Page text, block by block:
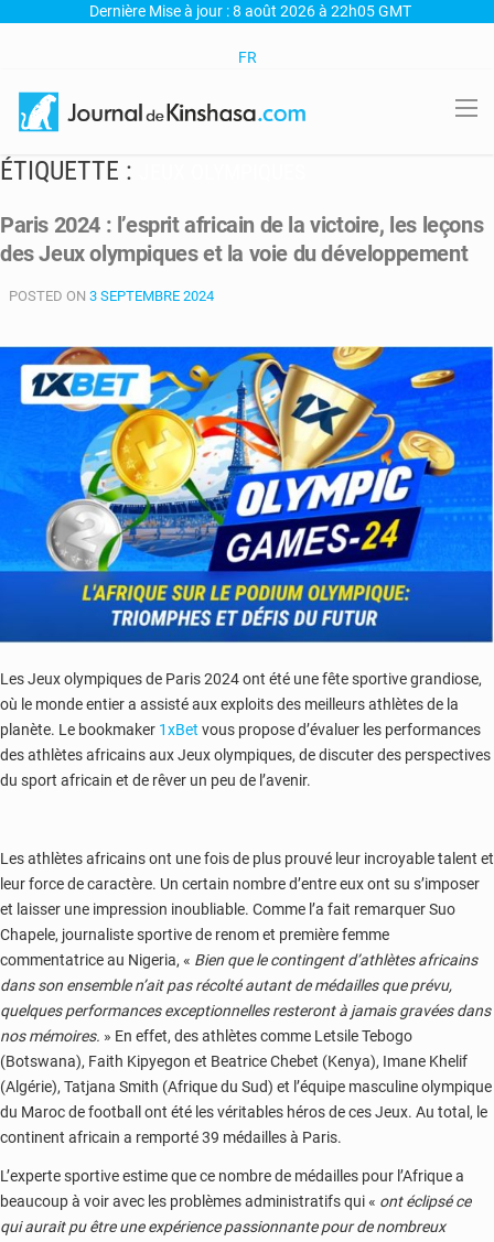
Dernière Mise à jour : 8 août 2026 à 22h05 GMT
FR
ÉTIQUETTE :
Paris 2024 : l’esprit africain de la victoire, les leçons
des Jeux olympiques et la voie du développement
POSTED ON 3 SEPTEMBRE 2024
Les Jeux olympiques de Paris 2024 ont été une fête sportive grandiose,
où le monde entier a assisté aux exploits des meilleurs athlètes de la
planète. Le bookmaker 1xBet vous propose d’évaluer les performances
des athlètes africains aux Jeux olympiques, de discuter des perspectives
du sport africain et de rêver un peu de l’avenir.
Les athlètes africains ont une fois de plus prouvé leur incroyable talent et
leur force de caractère. Un certain nombre d’entre eux ont su s’imposer
et laisser une impression inoubliable. Comme l’a fait remarquer Suo
Chapele, journaliste sportive de renom et première femme
commentatrice au Nigeria, « Bien que le contingent d’athlètes africains
dans son ensemble n’ait pas récolté autant de médailles que prévu,
quelques performances exceptionnelles resteront à jamais gravées dans
nos mémoires. » En effet, des athlètes comme Letsile Tebogo
(Botswana), Faith Kipyegon et Beatrice Chebet (Kenya), Imane Khelif
(Algérie), Tatjana Smith (Afrique du Sud) et l’équipe masculine olympique
du Maroc de football ont été les véritables héros de ces Jeux. Au total, le
continent africain a remporté 39 médailles à Paris.
L’experte sportive estime que ce nombre de médailles pour l’Afrique a
beaucoup à voir avec les problèmes administratifs qui « ont éclipsé ce
qui aurait pu être une expérience passionnante pour de nombreux